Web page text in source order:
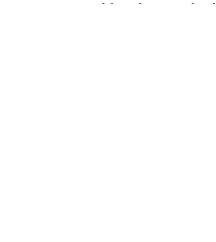
Le nostre ultime innovazioni